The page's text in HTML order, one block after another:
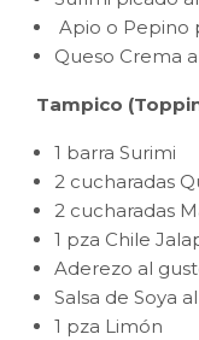
Apio o Pepino
Queso Crema
Tampico
1 barra Surimi
2 cucharadas
2 cucharadas
1 pza Chile
Aderezo al
Salsa de Soya
1 pza Limón